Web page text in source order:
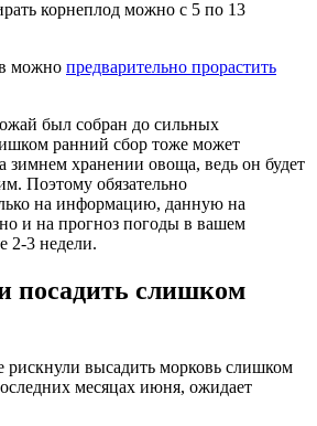
корнеплод можно с 5 по 13
можно предварительно прорастить
был собран до сильных
ранний сбор тоже может
зимнем хранении овоща, ведь он будет
Поэтому обязательно
на информацию, данную на
и на прогноз погоды в вашем
2-3 недели.
посадить слишком
рискнули высадить морковь слишком
месяцах июня, ожидает